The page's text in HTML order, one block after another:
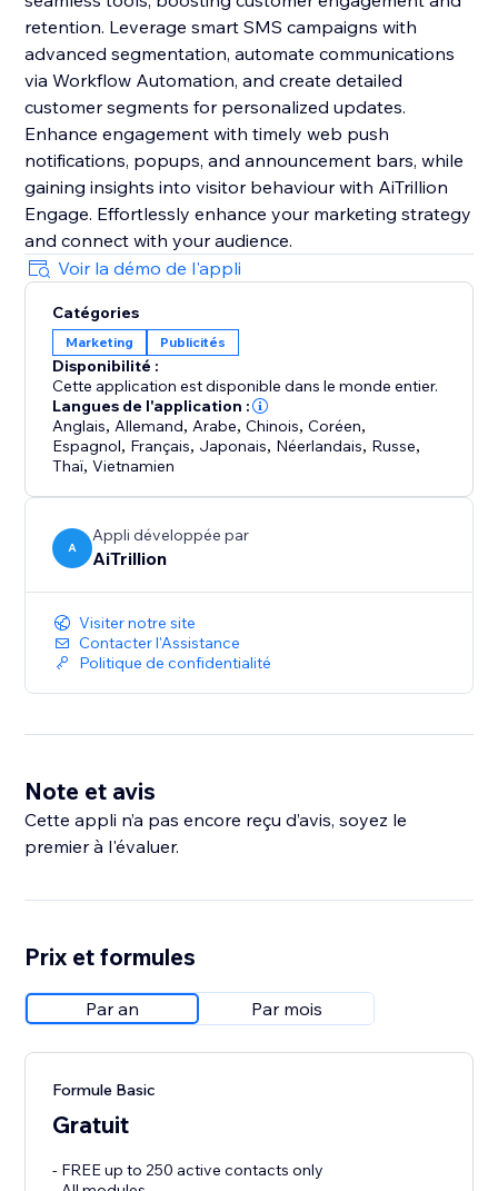
retention. Leverage smart SMS campaigns with
advanced segmentation, automate communications
via Workflow Automation, and create detailed
customer segments for personalized updates.
Enhance engagement with timely web push
notifications, popups, and announcement bars, while
gaining insights into visitor behaviour with AiTrillion
Engage. Effortlessly enhance your marketing strategy
and connect with your audience.
Voir la démo de l'appli
Catégories
Marketing Publicités
Disponibilité :
Cette application est disponible dans le monde entier.
Langues de l'application :
Anglais, Allemand, Arabe,Chinois,Coréen,
Espagnol, Français, Japonais, Néerlandais, Russe,
Thaï,Vietnamien
A
Appli développée par
AiTrillion
Visiter notre site
Contacter l'Assistance
Politique de confidentialité
Note et avis
Cette appli n’a pas encore reçu d’avis, soyez le
premier à l'évaluer.
Prix et formules
Par an Par mois
Formule Basic
Gratuit
- FREE up to 250 active contacts only